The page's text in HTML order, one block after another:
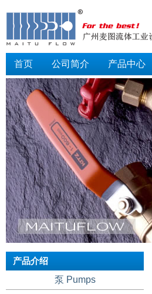
首页 公司简介 产品中心
产品介绍
泵 Pumps